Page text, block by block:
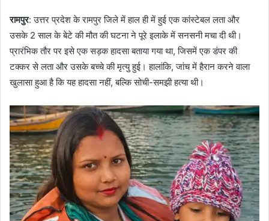
रामपुर: उत्तर प्रदेश के रामपुर जिले में हाल ही में हुई एक कांस्टेबल लता और
उसके 2 साल के बेटे की मौत की घटना ने पूरे इलाके में सनसनी मचा दी थी।
प्रारंभिक तौर पर इसे एक सड़क हादसा बताया गया था, जिसमें एक डंपर की
टक्कर से लता और उसके बच्चे की मृत्यु हुई। हालांकि, जांच में हैरान करने वाला
खुलासा हुआ है कि यह हादसा नहीं, बल्कि सोची-समझी हत्या थी।